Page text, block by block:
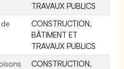
TRAVAUX PUBLICS
CONSTRUCTION,
BÂTIMENT ET
TRAVAUX PUBLICS
CONSTRUCTION,